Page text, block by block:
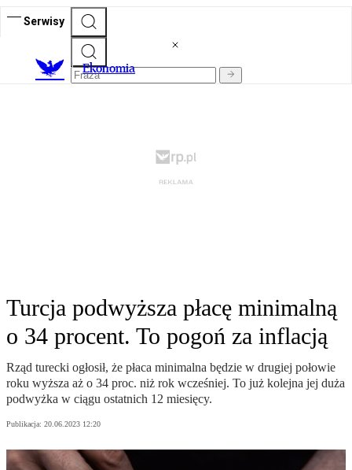
Serwisy
Ekonomia
Turcja podwyższa płacę minimalną
o 34 procent. To pogoń za inflacją
Rząd turecki ogłosił, że płaca minimalna będzie w drugiej połowie
roku wyższa aż o 34 proc. niż rok wcześniej. To już kolejna jej duża
podwyżka w ciągu ostatnich 12 miesięcy.
Publikacja: 20.06.2023 12:20